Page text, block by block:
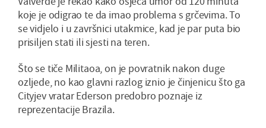
koje je odigrao te da imao problema s grčevima. To
se vidjelo i u završnici utakmice, kad je par puta bio
prisiljen stati ili sjesti na teren.
Što se tiče Militaoa, on je povratnik nakon duge
ozljede, no kao glavni razlog iznio je činjenicu što ga
Cityjev vratar Ederson predobro poznaje iz
reprezentacije Brazila.